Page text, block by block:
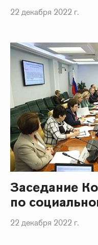
22 декабря 2022 г.
Заседание
по
22 декабря 2022 г.